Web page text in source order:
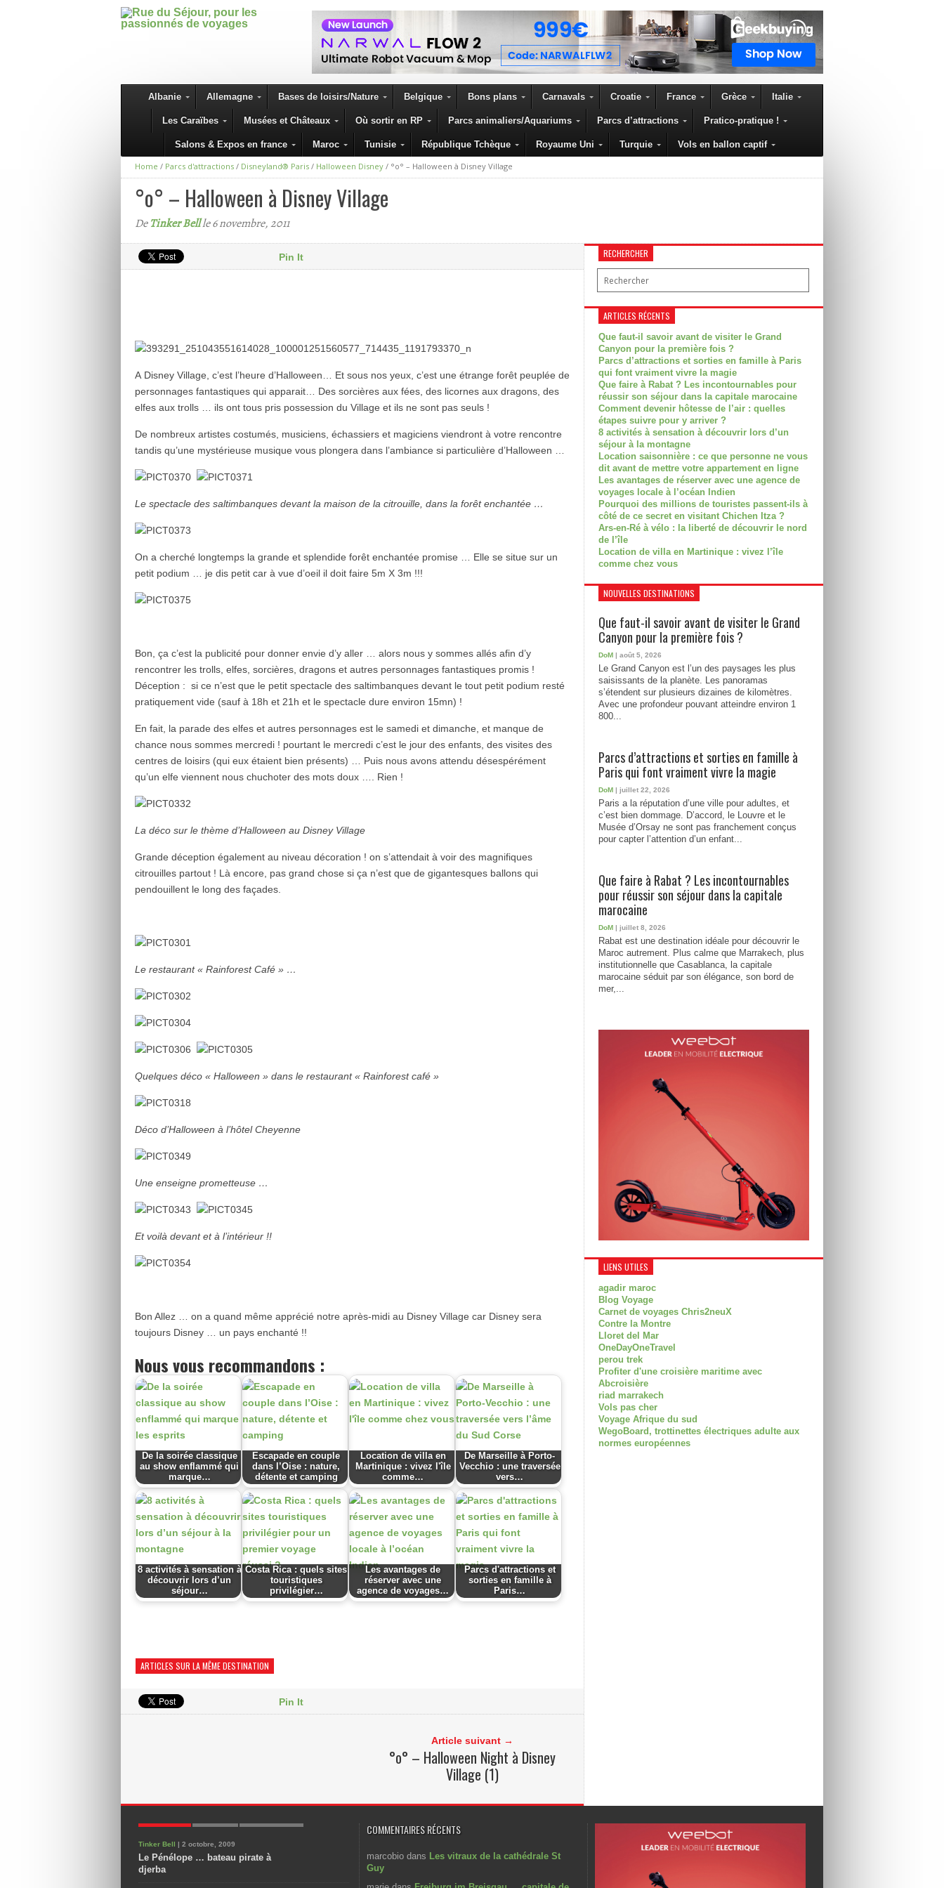
Albanie Allemagne Bases de loisirs/Nature Belgique Bons plans Carnavals Croatie France Grèce Italie
Les Caraïbes Musées et Châteaux Où sortir en RP Parcs animaliers/Aquariums Parcs d’attractions Pratico-pratique !
Salons & Expos en france Maroc Tunisie République Tchèque Royaume Uni Turquie Vols en ballon captif
Home / Parcs d'attractions / Disneyland® Paris / Halloween Disney / °o° – Halloween à Disney Village
°o° – Halloween à Disney Village
DeTinker Bellle 6 novembre, 2011
Pin It
A Disney Village, c’est l’heure d’Halloween… Et sous nos yeux, c’est une étrange forêt peuplée de
personnages fantastiques qui apparait… Des sorcières aux fées, des licornes aux dragons, des
elfes aux trolls … ils ont tous pris possession du Village et ils ne sont pas seuls !
De nombreux artistes costumés, musiciens, échassiers et magiciens viendront à votre rencontre
tandis qu’une mystérieuse musique vous plongera dans l’ambiance si particulière d’Halloween …
Le spectacle des saltimbanques devant la maison de la citrouille, dans la forêt enchantée …
On a cherché longtemps la grande et splendide forêt enchantée promise … Elle se situe sur un
petit podium … je dis petit car à vue d’oeil il doit faire 5m X 3m !!!
Bon, ça c’est la publicité pour donner envie d’y aller … alors nous y sommes allés afin d’y
rencontrer les trolls, elfes, sorcières, dragons et autres personnages fantastiques promis !
Déception : si ce n’est que le petit spectacle des saltimbanques devant le tout petit podium resté
pratiquement vide (sauf à 18h et 21h et le spectacle dure environ 15mn) !
En fait, la parade des elfes et autres personnages est le samedi et dimanche, et manque de
chance nous sommes mercredi ! pourtant le mercredi c’est le jour des enfants, des visites des
centres de loisirs (qui eux étaient bien présents) … Puis nous avons attendu désespérément
qu’un elfe viennent nous chuchoter des mots doux …. Rien !
La déco sur le thème d’Halloween au Disney Village
Grande déception également au niveau décoration ! on s’attendait à voir des magnifiques
citrouilles partout ! Là encore, pas grand chose si ça n’est que de gigantesques ballons qui
pendouillent le long des façades.
Le restaurant « Rainforest Café » …
Quelques déco « Halloween » dans le restaurant « Rainforest café »
Déco d’Halloween à l’hôtel Cheyenne
Une enseigne prometteuse …
Et voilà devant et à l’intérieur !!
Bon Allez … on a quand même apprécié notre après-midi au Disney Village car Disney sera
toujours Disney … un pays enchanté !!
Nous vous recommandons :
De la soirée classique
au show enflammé qui
marque…
Escapade en couple
dans l’Oise : nature,
détente et camping
Location de villa en
Martinique : vivez l'île
comme…
De Marseille à Porto-
Vecchio : une traversée
vers…
8 activités à sensation à
découvrir lors d’un
séjour…
Costa Rica : quels sites
touristiques
privilégier…
Les avantages de
réserver avec une
agence de voyages…
Parcs d'attractions et
sorties en famille à
Paris…
ARTICLES SUR LA MÊME DESTINATION
Pin It
Article suivant →
°o° – Halloween Night à Disney
Village (1)
RECHERCHER
ARTICLES RÉCENTS
Que faut-il savoir avant de visiter le Grand
Canyon pour la première fois ?
Parcs d’attractions et sorties en famille à Paris
qui font vraiment vivre la magie
Que faire à Rabat ? Les incontournables pour
réussir son séjour dans la capitale marocaine
Comment devenir hôtesse de l’air : quelles
étapes suivre pour y arriver ?
8 activités à sensation à découvrir lors d’un
séjour à la montagne
Location saisonnière : ce que personne ne vous
dit avant de mettre votre appartement en ligne
Les avantages de réserver avec une agence de
voyages locale à l’océan Indien
Pourquoi des millions de touristes passent-ils à
côté de ce secret en visitant Chichen Itza ?
Ars-en-Ré à vélo : la liberté de découvrir le nord
de l’île
Location de villa en Martinique : vivez l’île
comme chez vous
NOUVELLES DESTINATIONS
Que faut-il savoir avant de visiter le Grand
Canyon pour la première fois ?
DoM | août 5, 2026
Le Grand Canyon est l’un des paysages les plus
saisissants de la planète. Les panoramas
s’étendent sur plusieurs dizaines de kilomètres.
Avec une profondeur pouvant atteindre environ 1
800...
Parcs d’attractions et sorties en famille à
Paris qui font vraiment vivre la magie
DoM | juillet 22, 2026
Paris a la réputation d’une ville pour adultes, et
c’est bien dommage. D’accord, le Louvre et le
Musée d’Orsay ne sont pas franchement conçus
pour capter l’attention d’un enfant...
Que faire à Rabat ? Les incontournables
pour réussir son séjour dans la capitale
marocaine
DoM | juillet 8, 2026
Rabat est une destination idéale pour découvrir le
Maroc autrement. Plus calme que Marrakech, plus
institutionnelle que Casablanca, la capitale
marocaine séduit par son élégance, son bord de
mer,...
LIENS UTILES
agadir maroc
Blog Voyage
Carnet de voyages Chris2neuX
Contre la Montre
Lloret del Mar
OneDayOneTravel
perou trek
Profiter d'une croisière maritime avec
Abcroisière
riad marrakech
Vols pas cher
Voyage Afrique du sud
WegoBoard, trottinettes électriques adulte aux
normes européennes
Tinker Bell | 2 octobre, 2009
Le Pénélope … bateau pirate à
djerba
COMMENTAIRES RÉCENTS
marcobio dans Les vitraux de la cathédrale St
Guy